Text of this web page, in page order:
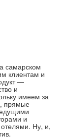
самарском
клиентам и
—
и
имеем за
прямые
и
отелями. Ну, и,